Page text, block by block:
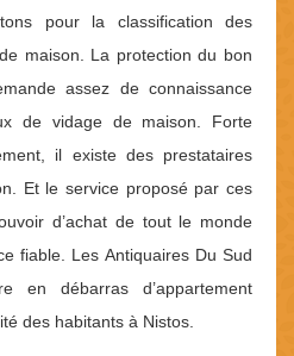
pour la classification des
maison. La protection du bon
assez de connaissance
de vidage de maison. Forte
il existe des prestataires
Et le service proposé par ces
d’achat de tout le monde
fiable. Les Antiquaires Du Sud
en débarras d’appartement
des habitants à Nistos.